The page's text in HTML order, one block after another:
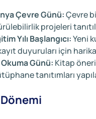
Çevre Günü:Çevre
projeleri
Yılı Başlangıcı:Yeni
duyuruları için
Günü: Kitap
tanıtımları